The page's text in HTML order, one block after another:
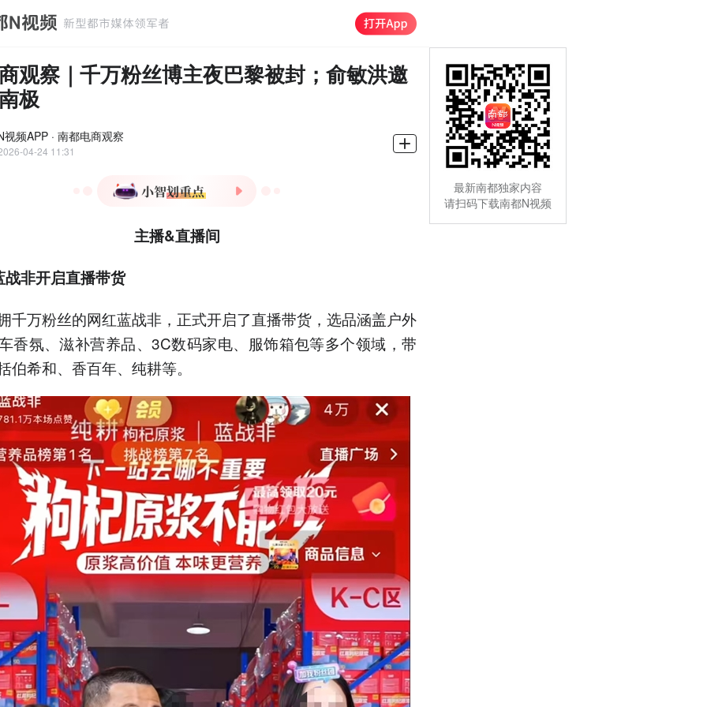
观察｜千万粉丝博主夜巴黎被封；俞敏洪邀
极
视频APP · 南都电商观察
04-24 11:31
货，7天4场销售额达2500-
2.俞敏洪邀10名东方甄选会
员南极游，承担核心费用但
3.千万粉丝博主"夜巴黎"因
危险直播被封禁，曾强迫主
播与鳄鱼同缸。
模型，打击电商虚假退款行
为。
5.海口法院判决盗版《我的
阿勒泰》销售商赔偿8000元
侵权费。
以上内容由AI大模型生成，仅供
参考
主播&直播间
战非开启直播带货
千万粉丝的网红蓝战非，正式开启了直播带货，选品涵盖户外
香氛、滋补营养品、3C数码家电、服饰箱包等多个领域，带
伯希和、香百年、纯耕等。
最新南都独家内容
请扫码下载南都N视频